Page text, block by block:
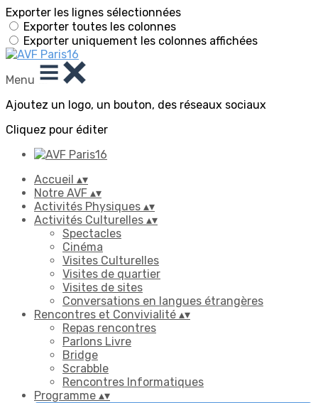
Exporter les lignes sélectionnées
Exporter toutes les colonnes
Exporter uniquement les colonnes affichées
Menu
Ajoutez un logo, un bouton, des réseaux sociaux
Cliquez pour éditer
Accueil ▴▾
Notre AVF ▴▾
Activités Physiques ▴▾
Activités Culturelles ▴▾
Spectacles
Cinéma
Visites Culturelles
Visites de quartier
Visites de sites
Conversations en langues étrangères
Rencontres et Convivialité ▴▾
Repas rencontres
Parlons Livre
Bridge
Scrabble
Rencontres Informatiques
Programme ▴▾